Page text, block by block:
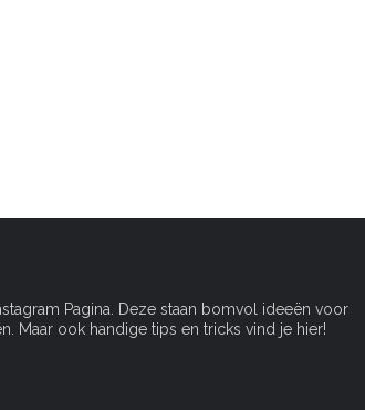
Pagina. Deze staan bomvol ideeën voor
Maar ook handige tips en tricks vind je hier!